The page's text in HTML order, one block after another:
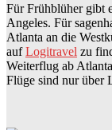
Für Frühblüher gibt
Angeles. Für
Atlanta an die
aufLogitravel zu
Weiterflug ab
Flüge sind nur über